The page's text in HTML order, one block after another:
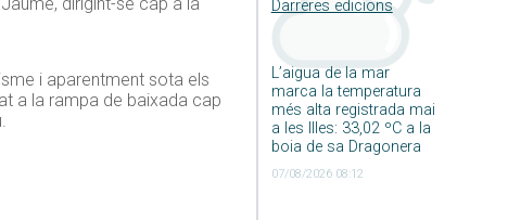
Darreres edicions
L’aigua de la mar
marca la temperatura
més alta registrada mai
a les Illes: 33,02 ºC a la
boia de sa Dragonera
07/08/2026 08:12
dirigint-se cap a la
i aparentment sota els
a la rampa de baixada cap